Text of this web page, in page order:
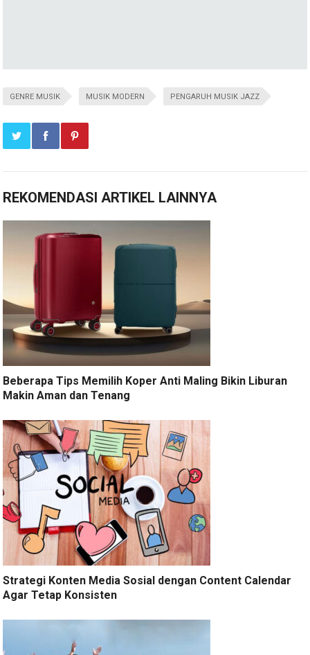
GENRE MUSIK MUSIK MODERN PENGARUH MUSIK JAZZ
REKOMENDASI ARTIKEL LAINNYA
Beberapa Tips Memilih Koper Anti Maling Bikin Liburan
Makin Aman dan Tenang
Strategi Konten Media Sosial dengan Content Calendar
Agar Tetap Konsisten